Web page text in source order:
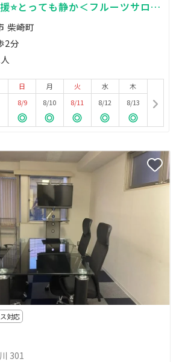
⭐️とっても静か＜フルーツサロン
柴崎町
2分
日
8/9
月
8/10
火
8/11
水
8/12
木
8/13
対応
301